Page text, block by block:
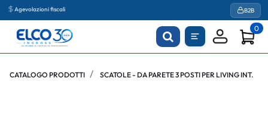
Agevolazioni fiscali B2B
0
CATALOGO PRODOTTI SCATOLE - DA PARETE 3 POSTI PER LIVING INT.